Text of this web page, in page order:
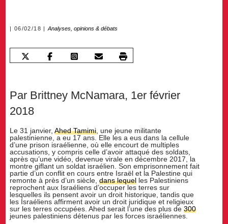
06/02/18 Analyses, opinions & débats
Par Brittney McNamara, 1er février
2018
Le 31 janvier,Ahed Tamimi , une jeune militante
palestinienne, a eu 17 ans. Elle les a eus dans la cellule
d’une prison israélienne, où elle encourt de multiples
accusations, y compris celle d’avoir attaqué des soldats,
après qu’une vidéo, devenue virale en décembre 2017, la
montre giflant un soldat israélien. Son emprisonnement fait
partie d’un conflit en cours entre Israël et la Palestine qui
remonte à près d’un siècle,dans lequel les Palestiniens
reprochent aux Israéliens d’occuper les terres sur
lesquelles ils pensent avoir un droit historique, tandis que
les Israéliens affirment avoir un droit juridique et religieux
sur les terres occupées. Ahed serait l’une des plus de300
jeunes palestiniens détenus par les forces israéliennes.